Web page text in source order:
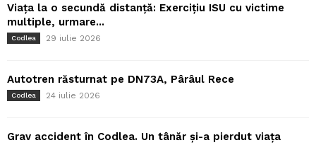
Viața la o secundă distanță: Exercițiu ISU cu victime
multiple, urmare...
Codlea 29 iulie 2026
Autotren răsturnat pe DN73A, Pârâul Rece
Codlea 24 iulie 2026
Grav accident în Codlea. Un tânăr și-a pierdut viața